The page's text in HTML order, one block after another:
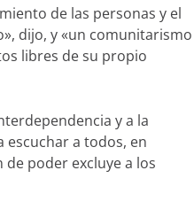
de las personas y el
dijo, y «un comunitarismo
libres de su propio
y a la
escuchar a todos, en
poder excluye a los